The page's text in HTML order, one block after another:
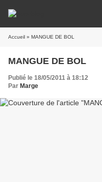
Accueil » MANGUE DE BOL
MANGUE DE BOL
Publié le 18/05/2011 à 18:12
Par Marge